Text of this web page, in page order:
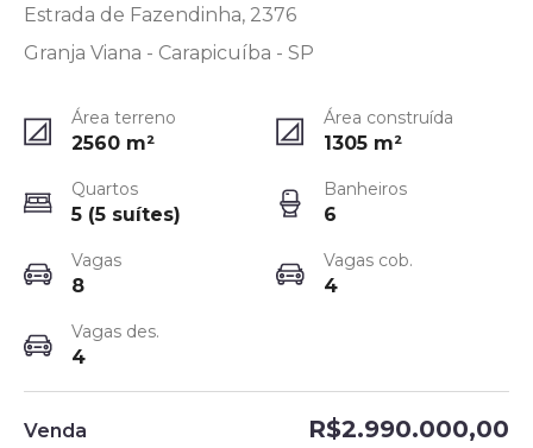
Estrada de Fazendinha, 2376
Granja Viana - Carapicuíba - SP
Área terreno
2560 m²
Área construída
1305 m²
Quartos
5 (5 suítes)
Banheiros
6
Vagas
8
Vagas cob.
4
Vagas des.
4
Venda R$2.990.000,00